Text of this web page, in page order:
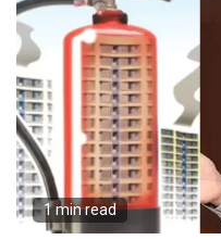
1 min read